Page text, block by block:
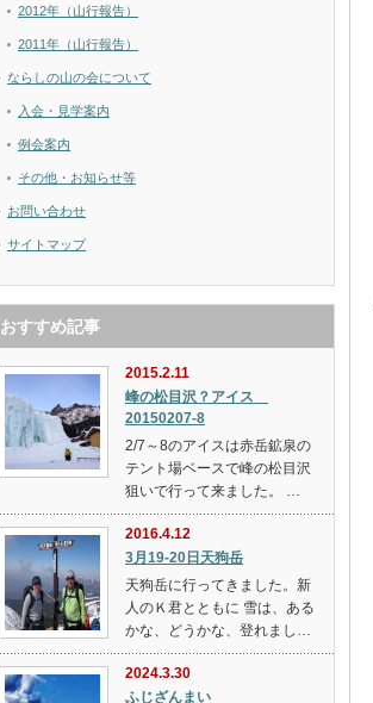
2012年（山行報告）
2011年（山行報告）
ならしの山の会について
入会・見学案内
例会案内
その他・お知らせ等
お問い合わせ
サイトマップ
おすすめ記事
2015.2.11
峰の松目沢？アイス
20150207-8
2/7～8のアイスは赤岳鉱泉の
テント場ベースで峰の松目沢
狙いで行って来ました。 …
2016.4.12
3月19-20日天狗岳
天狗岳に行ってきました。新
人のＫ君とともに 雪は、ある
かな、どうかな、登れまし…
2024.3.30
ふじざんまい